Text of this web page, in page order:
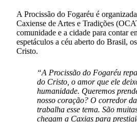
A Procissão do Fogaréu é
Caxiense de Artes e Tradições
comunidade e a cidade para contar
espetáculos a céu aberto do Brasil,
Cristo.
“A Procissão do Fogaréu
do Cristo, o amor que ele
humanidade. Queremos
nosso coração? O corredor
trabalha esse tema. São
chegam a Caxias para